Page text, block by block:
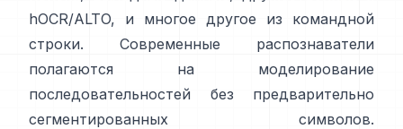
hOCR/ALTO, и многое другое из командной
строки. Современные распознаватели
полагаются на моделирование
последовательностей без предварительно
сегментированных символов.